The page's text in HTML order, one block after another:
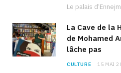
La Cave de la
de Mohamed
lâche pas
CULTURE 15 MAI